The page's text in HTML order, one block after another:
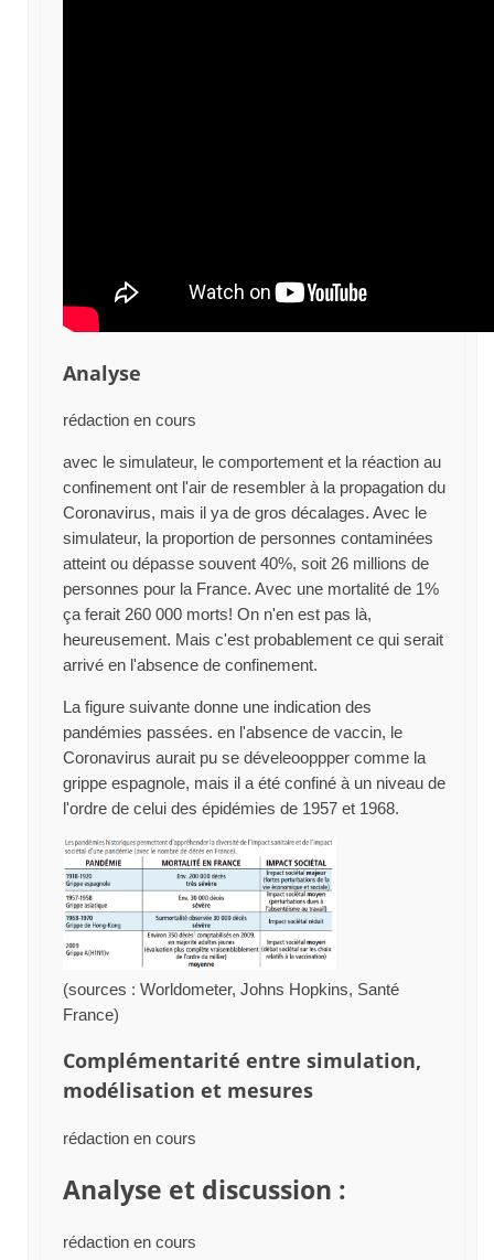
Analyse
rédaction en cours
avec le simulateur, le comportement et la réaction au
confinement ont l'air de resembler à la propagation du
Coronavirus, mais il ya de gros décalages. Avec le
simulateur, la proportion de personnes contaminées
atteint ou dépasse souvent 40%, soit 26 millions de
personnes pour la France. Avec une mortalité de 1%
ça ferait 260 000 morts! On n'en est pas là,
heureusement. Mais c'est probablement ce qui serait
arrivé en l'absence de confinement.
La figure suivante donne une indication des
pandémies passées. en l'absence de vaccin, le
Coronavirus aurait pu se déveleooppper comme la
grippe espagnole, mais il a été confiné à un niveau de
l'ordre de celui des épidémies de 1957 et 1968.
(sources : Worldometer, Johns Hopkins, Santé
France)
Complémentarité entre simulation,
modélisation et mesures
rédaction en cours
Analyse et discussion :
rédaction en cours